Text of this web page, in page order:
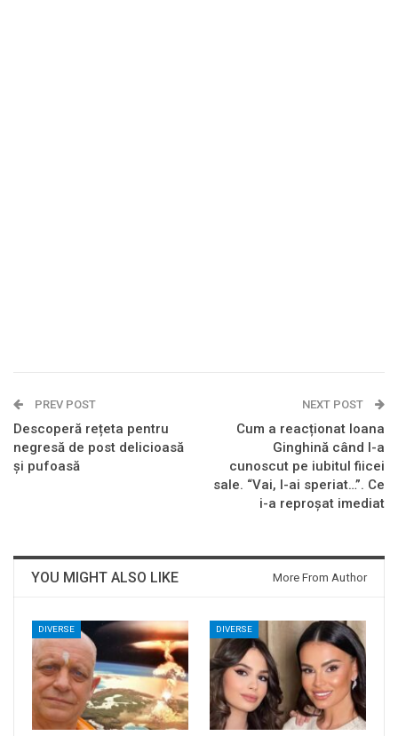
PREV POST
Descoperă rețeta pentru
negresă de post delicioasă
și pufoasă
NEXT POST
Cum a reacționat Ioana
Ginghină când l-a
cunoscut pe iubitul fiicei
sale. “Vai, l-ai speriat…”. Ce
i-a reproșat imediat
YOU MIGHT ALSO LIKE More From Author
DIVERSE DIVERSE